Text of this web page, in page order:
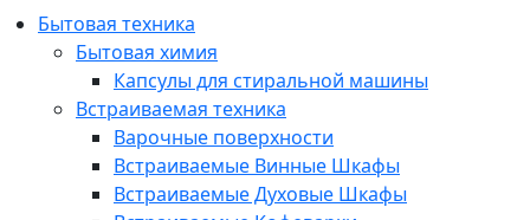
Бытовая техника
Бытовая химия
Капсулы для стиральной машины
Встраиваемая техника
Варочные поверхности
Встраиваемые Винные Шкафы
Встраиваемые Духовые Шкафы